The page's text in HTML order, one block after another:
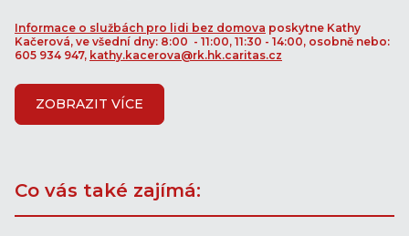
Informace o službách pro lidi bez domova poskytne Kathy
Kačerová, ve všední dny: 8:00 - 11:00, 11:30 - 14:00, osobně nebo:
605 934 947, kathy.kacerova@rk.hk.caritas.cz
ZOBRAZIT VÍCE
Co vás také zajímá: